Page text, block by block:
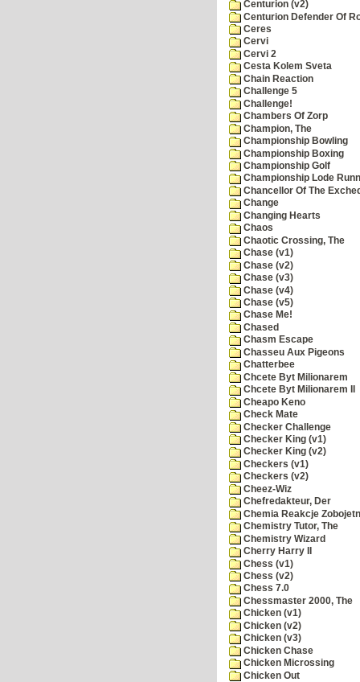
Centurion (v2)
Centurion Defender Of
Ceres
Cervi
Cervi 2
Cesta Kolem Sveta
Chain Reaction
Challenge 5
Challenge!
Chambers Of Zorp
Champion, The
Championship Bowling
Championship Boxing
Championship Golf
Championship Lode
Chancellor Of The
Change
Changing Hearts
Chaos
Chaotic Crossing, The
Chase (v1)
Chase (v2)
Chase (v3)
Chase (v4)
Chase (v5)
Chase Me!
Chased
Chasm Escape
Chasseu Aux Pigeons
Chatterbee
Chcete Byt Milionarem
Chcete Byt Milionarem II
Cheapo Keno
Check Mate
Checker Challenge
Checker King (v1)
Checker King (v2)
Checkers (v1)
Checkers (v2)
Cheez-Wiz
Chefredakteur, Der
Chemia Reakcje
Chemistry Tutor, The
Chemistry Wizard
Cherry Harry II
Chess (v1)
Chess (v2)
Chess 7.0
Chessmaster 2000, The
Chicken (v1)
Chicken (v2)
Chicken (v3)
Chicken Chase
Chicken Microssing
Chicken Out